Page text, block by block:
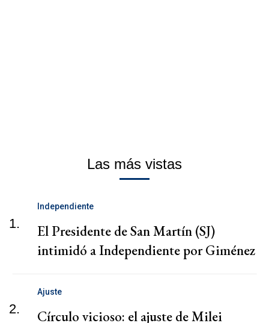
Las más vistas
1.
Independiente
El Presidente de San Martín (SJ)
intimidó a Independiente por Giménez
2.
Ajuste
Círculo vicioso: el ajuste de Milei